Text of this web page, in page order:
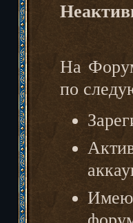
На
по